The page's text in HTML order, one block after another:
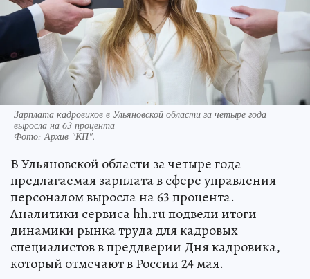
Зарплата кадровиков в Ульяновской области за четыре года
выросла на 63 процента
Фото: Архив "КП".
В Ульяновской области за четыре года
предлагаемая зарплата в сфере управления
персоналом выросла на 63 процента.
Аналитики сервиса hh.ru подвели итоги
динамики рынка труда для кадровых
специалистов в преддверии Дня кадровика,
который отмечают в России 24 мая.